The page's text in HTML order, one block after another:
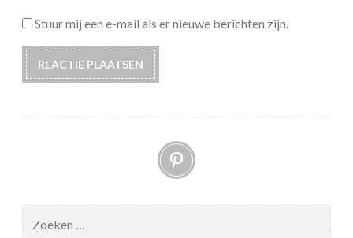
Stuur mij een e-mail als er nieuwe berichten zijn.
Pinterest
naar: